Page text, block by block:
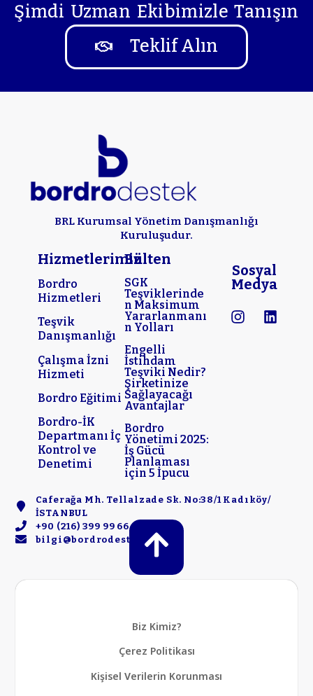
Şimdi Uzman Ekibimizle Tanışın
Teklif Alın
BRL Kurumsal Yönetim Danışmanlığı
Kuruluşudur.
Hizmetlerimiz
Bordro
Hizmetleri
Teşvik
Danışmanlığı
Çalışma İzni
Hizmeti
Bordro Eğitimi
Bordro-İK
Departmanı İç
Kontrol ve
Denetimi
Bülten
SGK
Teşviklerinde
n Maksimum
Yararlanmanı
n Yolları
Engelli
İstihdam
Teşviki Nedir?
Şirketinize
Sağlayacağı
Avantajlar
Bordro
Yönetimi 2025:
İş Gücü
Planlaması
için 5 İpucu
Sosyal
Medya
Caferağa Mh. Tellalzade Sk. No:38/1 Kadıköy/
İSTANBUL
+90 (216) 399 99 66
bilgi@bordrodestek.com
Biz Kimiz?
Çerez Politikası
Kişisel Verilerin Korunması